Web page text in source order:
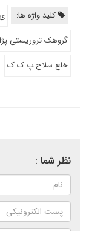
کلید واژه ها:
گروهک تروریستی
خلع سلاح پ.ک.ک
نظر شما :